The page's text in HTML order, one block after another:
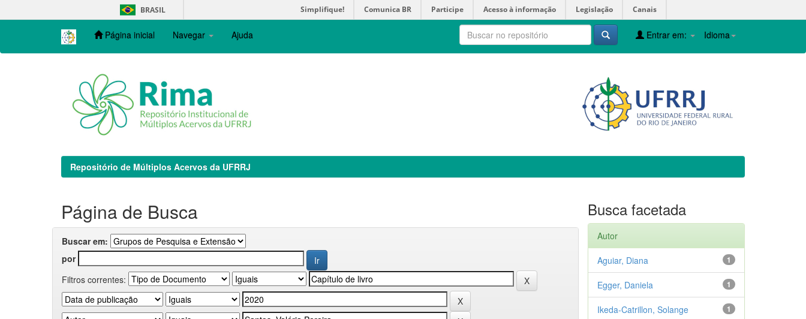
navigation
BRASIL Simplifique! Comunica BR Participe Acesso à informação Legislação Canais
Página inicial Navegar Ajuda Idioma
Entrar em:
Repositório de Múltiplos Acervos da UFRRJ
Página de Busca
Buscar em:
por
Filtros correntes:
Busca facetada
Autor
1
Aguiar, Diana
1
Egger, Daniela
1
Ikeda-Catrillon, Solange